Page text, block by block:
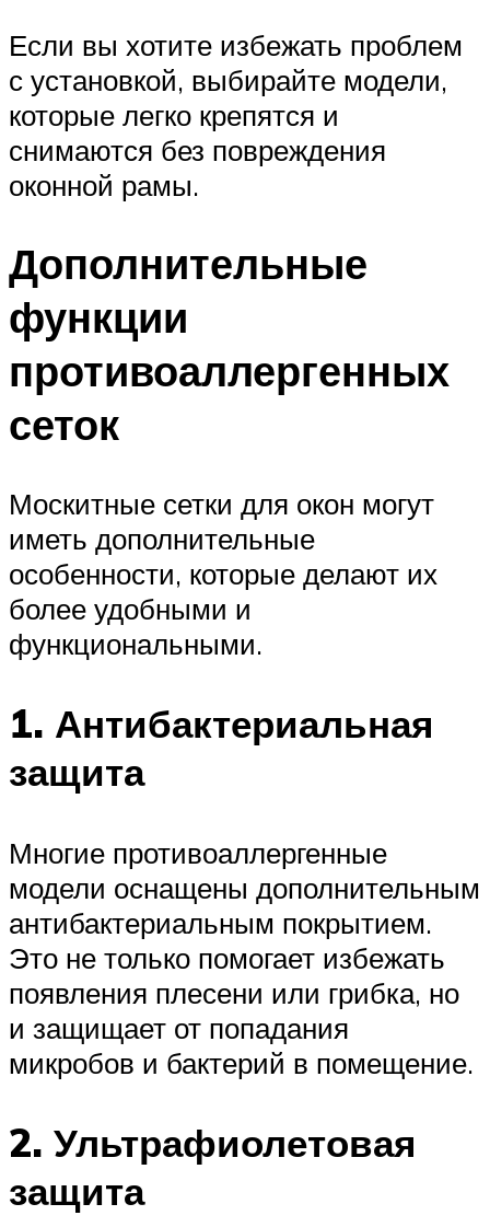
Если вы хотите избежать проблем
с установкой, выбирайте модели,
которые легко крепятся и
снимаются без повреждения
оконной рамы.
Дополнительные
функции
противоаллергенных
сеток
Москитные сетки для окон могут
иметь дополнительные
особенности, которые делают их
более удобными и
функциональными.
1. Антибактериальная
защита
Многие противоаллергенные
модели оснащены дополнительным
антибактериальным покрытием.
Это не только помогает избежать
появления плесени или грибка, но
и защищает от попадания
микробов и бактерий в помещение.
2. Ультрафиолетовая
защита